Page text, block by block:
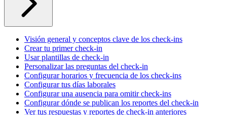
Visión general y conceptos clave de los check-ins
Crear tu primer check-in
Usar plantillas de check-in
Personalizar las preguntas del check-in
Configurar horarios y frecuencia de los check-ins
Configurar tus días laborales
Configurar una ausencia para omitir check-ins
Configurar dónde se publican los reportes del check-in
Ver tus respuestas y reportes de check-in anteriores